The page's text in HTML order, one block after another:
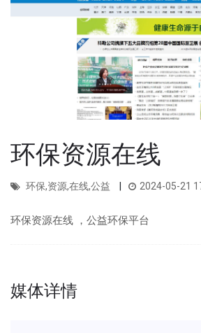
环保资源在线
环保,资源,在线,公益 2024-05-21
环保资源在线 ，公益环保平台
媒体详情